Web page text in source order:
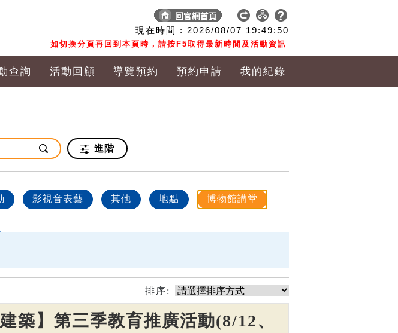
現在時間 : 2026/08/07 19:49:51
如切換分頁再回到本頁時，請按F5取得最新時間及活動資訊
查詢 活動回顧 導覽預約 預約申請 我的紀錄
進階
影視音表藝 其他 地點 博物館講堂
排序:
築】第三季教育推廣活動(8/12、